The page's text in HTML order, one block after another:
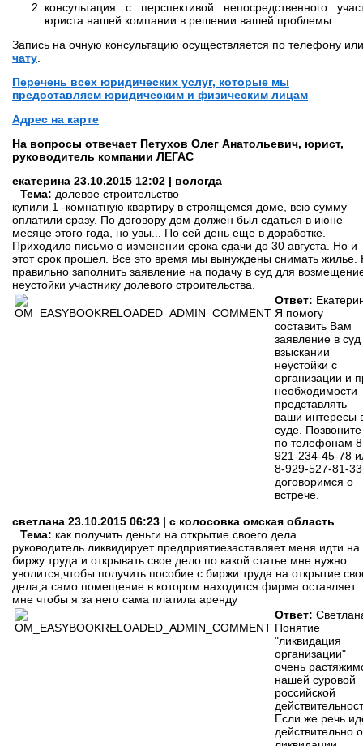
консультация с перспективой непосредственного
юриста нашей компании в решении вашей проблемы.
Запись на очную консультацию осуществляется по телефону или
чату
Перечень всех юридических услуг, которые мы
предоставляем юридическим и физическим лицам
Адрес на карте
На вопросы отвечает Петухов Олег Анатольевич, юрист,
руководитель компании ЛЕГАС
екатерина 23.10.2015 12:02 | вологда
Тема: долевое строительство
купили 1 -комнатную квартиру в строящемся доме, всю сумму
оплатили сразу. По договору дом должен был сдаться в июне
месяце этого года, но увы... По сей день еще в доработке.
Приходило письмо о изменении срока сдачи до 30 августа. Но и
этот срок прошел. Все это время мы вынуждены снимать жилье.
правильно заполнить заявление на подачу в суд для
неустойки участнику долевого строительства.
Ответ:
Я помогу
составить Вам
заявление в
взыскании
неустойки с
организации и
необходимости
представлять
ваши интересы
суде. Позвоните
по телефонам
921-234-45-78
8-929-527-81-
договоримся о
встрече.
светлана 23.10.2015 06:23 | с колосовка омская область
Тема: как получить деньги на открытие своего дела
руководитель ликвидирует предприятиезаставляет меня идти на
биржу труда и открывать свое дело по какой статье мне нужно
уволится,чтобы получить пособие с биржи труда на открытие
дела,а само помещение в котором находится фирма оставляет
мне чтобы я за него сама платила аренду
Ответ:
Понятие
"ликвидация
организации"
очень
нашей суровой
российской
Если же речь
действительно о